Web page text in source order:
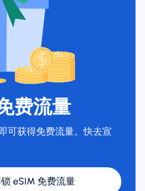
费流量
可获得免费流量。快去宣
eSIM 免费流量